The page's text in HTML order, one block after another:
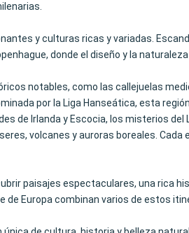
y culturas ricas y variadas.
donde el diseño y la
notables, como las callejuelas
por la Liga Hanseática, esta
de Irlanda y Escocia, los misterios
volcanes y auroras boreales.
paisajes espectaculares, una rica
Europa combinan varios de estos